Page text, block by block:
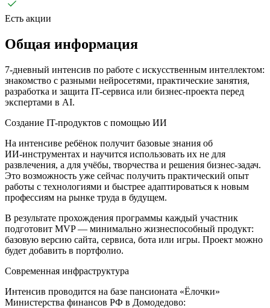
Есть акции
Общая информация
7-дневный интенсив по работе с искусственным интеллектом:
знакомство с разными нейросетями, практические занятия,
разработка и защита IT-сервиса или бизнес-проекта перед
экспертами в AI.
Создание IT-продуктов с помощью ИИ
На интенсиве ребёнок получит базовые знания об
ИИ‑инструментах и научится использовать их не для
развлечения, а для учёбы, творчества и решения бизнес‑задач.
Это возможность уже сейчас получить практический опыт
работы с технологиями и быстрее адаптироваться к новым
профессиям на рынке труда в будущем.
В результате прохождения программы каждый участник
подготовит MVP — минимально жизнеспособный продукт:
базовую версию сайта, сервиса, бота или игры. Проект можно
будет добавить в портфолио.
Современная инфраструктура
Интенсив проводится на базе пансионата «Ёлочки»
Министерства финансов РФ в Домодедово: